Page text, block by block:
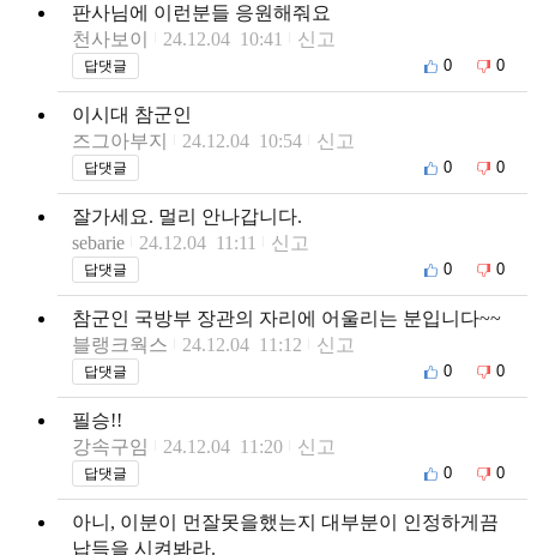
판사님에 이런분들 응원해줘요
천사보이
24.12.04 10:41 신고
답댓글 0 0
이시대 참군인
즈그아부지
24.12.04 10:54 신고
답댓글 0 0
잘가세요. 멀리 안나갑니다.
sebarie
24.12.04 11:11 신고
답댓글 0 0
참군인 국방부 장관의 자리에 어울리는 분입니다~~
블랭크웍스
24.12.04 11:12 신고
답댓글 0 0
필승!!
강속구임
24.12.04 11:20 신고
답댓글 0 0
아니, 이분이 먼잘못을했는지 대부분이 인정하게끔
납득을 시켜봐라.